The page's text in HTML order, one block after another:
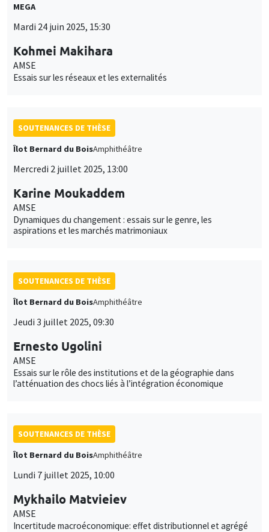
MEGA
Mardi 24 juin 2025, 15:30
Kohmei Makihara
AMSE
Essais sur les réseaux et les externalités
SOUTENANCES DE THÈSE
Îlot Bernard du BoisAmphithéâtre
Mercredi 2 juillet 2025, 13:00
Karine Moukaddem
AMSE
Dynamiques du changement : essais sur le genre, les
aspirations et les marchés matrimoniaux
SOUTENANCES DE THÈSE
Îlot Bernard du BoisAmphithéâtre
Jeudi 3 juillet 2025, 09:30
Ernesto Ugolini
AMSE
Essais sur le rôle des institutions et de la géographie dans
l’atténuation des chocs liés à l’intégration économique
SOUTENANCES DE THÈSE
Îlot Bernard du BoisAmphithéâtre
Lundi 7 juillet 2025, 10:00
Mykhailo Matvieiev
AMSE
Incertitude macroéconomique: effet distributionnel et agrégé